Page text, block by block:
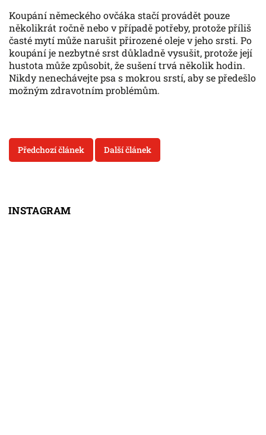
Koupání německého ovčáka stačí provádět pouze
několikrát ročně nebo v případě potřeby, protože příliš
časté mytí může narušit přirozené oleje v jeho srsti. Po
koupání je nezbytné srst důkladně vysušit, protože její
hustota může způsobit, že sušení trvá několik hodin.
Nikdy nenechávejte psa s mokrou srstí, aby se předešlo
možným zdravotním problémům.
Předchozí článek Další článek
INSTAGRAM